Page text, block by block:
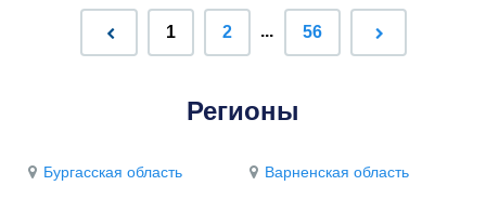
1 2 ... 56
Регионы
Бургасская область Варненская область